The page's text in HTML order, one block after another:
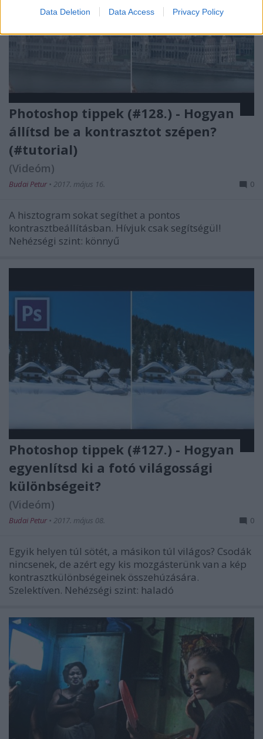
Data Deletion Data Access Privacy Policy
Photoshop tippek (#128.) - Hogyan
állítsd be a kontrasztot szépen?
(#tutorial)
(Videóm)
Budai Petur • 2017. május 16. 0
A hisztogram sokat segíthet a pontos
kontrasztbeállításban. Hívjuk csak segítségül!
Nehézségi szint: könnyű
Photoshop tippek (#127.) - Hogyan
egyenlítsd ki a fotó világossági
különbségeit?
(Videóm)
Budai Petur • 2017. május 08. 0
Egyik helyen túl sötét, a másikon túl világos? Csodák
nincsenek, de azért egy kis mozgásterünk van a kép
kontrasztkülönbségeinek összehúzására.
Szelektíven. Nehézségi szint: haladó